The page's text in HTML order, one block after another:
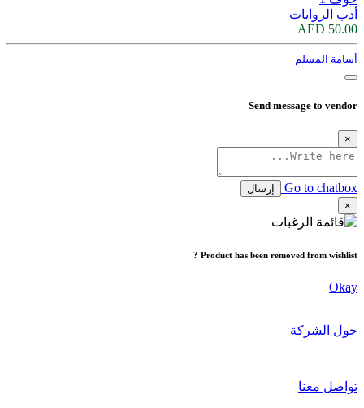
أدب الروايات
50.00 AED
أسامة المسلم
Send message to vendor
×
Go to chatbox
إرسال
×
Product has been removed from wishlist ?
Okay
حول الشركة
تواصل معنا